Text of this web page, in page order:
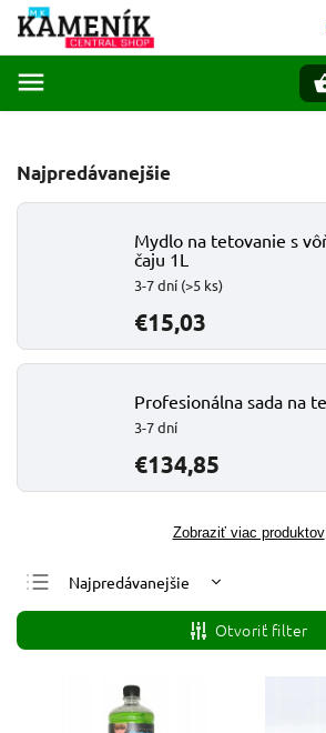
Najpredávanejšie
Mydlo na tetovanie s
čaju 1L
3-7 dní (>5 ks)
€15,03
Profesionálna sada na
3-7 dní
€134,85
Zobraziť viac produktov
Najpredávanejšie
Najlacnejšie
Najdrahšie
Abecedne
Otvoriť filter